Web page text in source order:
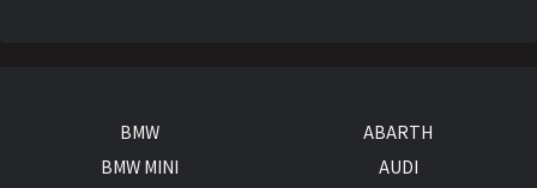
BMW
ABARTH
BMW MINI
AUDI